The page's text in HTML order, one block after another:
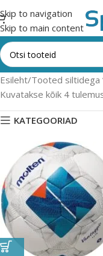
Skip to navigation
Skip to main content
Esileht Tooted siltidega
Kuvatakse kõik 4
KATEGOORIAD